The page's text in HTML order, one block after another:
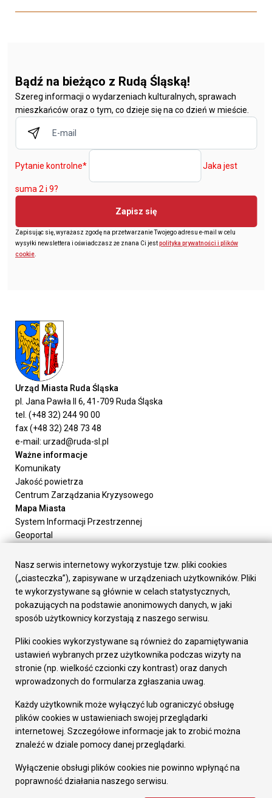
Bądź na bieżąco z Rudą Śląską!
Szereg informacji o wydarzeniach kulturalnych, sprawach
mieszkańców oraz o tym, co dzieje się na co dzień w mieście.
Pytanie kontrolne* Jaka jest
suma 2 i 9?
Zapisz się
Zapisując się, wyrażasz zgodę na przetwarzanie Twojego adresu e-mail w celu
wysyłki newslettera i oświadczasz że znana Ci jestpolityka prywatności i plików
cookie
Urząd Miasta Ruda Śląska
pl. Jana Pawła II 6, 41-709 Ruda Śląska
tel. (+48 32) 244 90 00
fax (+48 32) 248 73 48
e-mail: urzad@ruda-sl.pl
Ważne informacje
Komunikaty
Jakość powietrza
Centrum Zarządzania Kryzysowego
Mapa Miasta
System Informacji Przestrzennej
Geoportal
Załatw sprawę
Prezydent Miasta
Rada Miasta
Wydziały
Elektroniczna Skrzynka Podawcza
Gospodarka
Fundusze europejskie
Środki krajowe
Oferty inwestycyjne
Pozostałe
Deklaracja dostępności
Dane osobowe
Dodaj opinię o witrynie
Nasz serwis internetowy wykorzystuje tzw. pliki cookies
(„ciasteczka”), zapisywane w urządzeniach użytkowników. Pliki
te wykorzystywane są głównie w celach statystycznych,
pokazujących na podstawie anonimowych danych, w jaki
sposób użytkownicy korzystają z naszego serwisu.
Pliki cookies wykorzystywane są również do zapamiętywania
ustawień wybranych przez użytkownika podczas wizyty na
stronie (np. wielkość czcionki czy kontrast) oraz danych
wprowadzonych do formularza zgłaszania uwag.
Każdy użytkownik może wyłączyć lub ograniczyć obsługę
plików cookies w ustawieniach swojej przeglądarki
internetowej. Szczegółowe informacje jak to zrobić można
znaleźć w dziale pomocy danej przeglądarki.
Wyłączenie obsługi plików cookies nie powinno wpłynąć na
poprawność działania naszego serwisu.